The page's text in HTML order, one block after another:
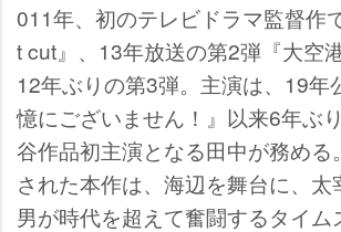
011年、初のテレビドラマ監督作
t cut』、13年放送の第2弾『大空
12年ぶりの第3弾。主演は、19年
憶にございません！』以来6年ぶ
谷作品初主演となる田中が務める
された本作は、海辺を舞台に、太
男が時代を超えて奮闘するタイ